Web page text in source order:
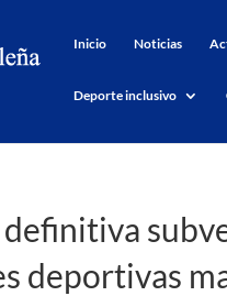
Inicio Noticias
Deporte inclusivo
deportivas